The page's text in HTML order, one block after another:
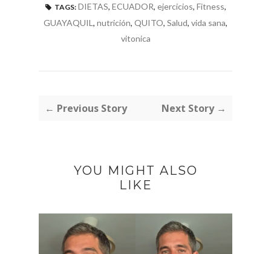
TAGS: DIETAS, ECUADOR, ejercicios, Fitness,
GUAYAQUIL , nutrición, QUITO, Salud, vida sana,
vitonica
← Previous Story Next Story →
YOU MIGHT ALSO
LIKE